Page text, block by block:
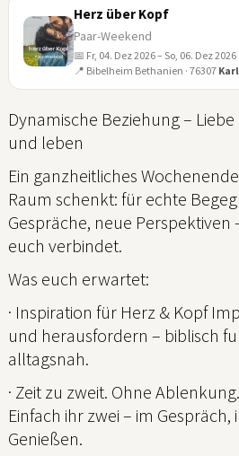
DEZ
Herz über Kopf
Paar-Weekend
📅 Fr, 04. Dez 2026 – So, 06. Dez 2026
📍 Bibelheim Bethanien · 76307
Dynamische Beziehung –
und leben
Ein ganzheitliches
Raum schenkt: für echte
Gespräche, neue Perspektiven
euch verbindet.
Was euch erwartet:
· Inspiration für Herz & Kopf
und herausfordern – biblisch
alltagsnah.
· Zeit zu zweit. Ohne
Einfach ihr zwei – im Gespräch,
Genießen.